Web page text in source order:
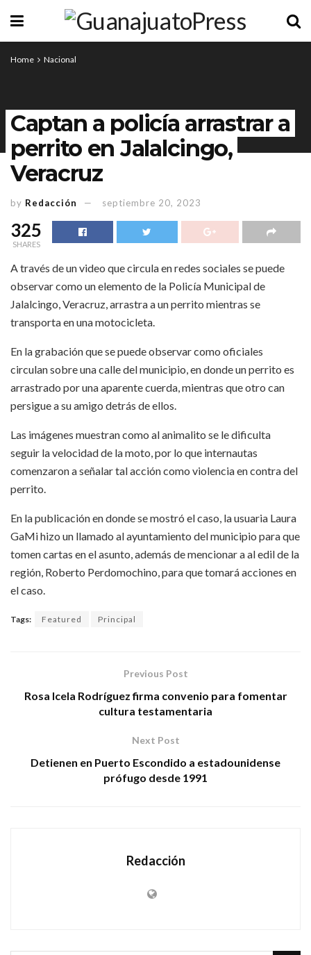
Home Nacional
Captan a policía arrastrar a
perrito en Jalalcingo,
Veracruz
by Redacción septiembre 20, 2023
325
SHARES
A través de un video que circula en redes sociales se puede
observar como un elemento de la Policía Municipal de
Jalalcingo, Veracruz, arrastra a un perrito mientras se
transporta en una motocicleta.
En la grabación que se puede observar como oficiales
circulan sobre una calle del municipio, en donde un perrito es
arrastrado por una aparente cuerda, mientras que otro can
persigue a su amigo detrás de ellos.
Las imágenes muestran como al animalito se le dificulta
seguir la velocidad de la moto, por lo que internautas
comenzaron a señalar tal acción como violencia en contra del
perrito.
En la publicación en donde se mostró el caso, la usuaria Laura
GaMi hizo un llamado al ayuntamiento del municipio para que
tomen cartas en el asunto, además de mencionar a al edil de la
región, Roberto Perdomochino, para que tomará acciones en
el caso.
Tags: Featured Principal
Previous Post
Rosa Icela Rodríguez firma convenio para fomentar
cultura testamentaria
Next Post
Detienen en Puerto Escondido a estadounidense
prófugo desde 1991
Redacción